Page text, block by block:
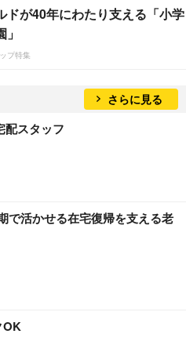
ドが40年にわたり支える「小学
プ特集
さらに見る
配スタッフ
で活かせる在宅復帰を支える老
OK